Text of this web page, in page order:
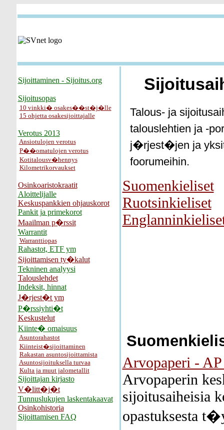
Sijoittaminen - Sijoitus.org
Sijoitusopas
10 vinkki� osakes��st�j�lle
15 ohjetta osakesijoittajalle
Verotus 2013
Ansiotulojen verotus
P��omatulojen verotus
Kotitalousv�hennys
Kilometrikorvaukset
Osinkoaristokraatit
Aloittelijalle
Keskuspankkien ohjauskorot
Pankit ja primekorot
Maailman p�rssit
Warrantit
Warranttiopas
Rahastot, ETF ym
Sijoittamisen ty�kalut
Tekninen analyysi
Talouslehdet
Indeksit, hinnat
J�rjest�t ym
P�rssiyhti�t
Keskustelut
Kiinte� omaisuus
Asuntorahastot
Kiinteist�sijoittaminen
Rakastan asuntosijoittamista
Asuntosijoituksella turvaa
Kulta ja muut jalometallit
Sijoittajan kirjasto
V�litt�j�t
Tunnuslukujen laskentakaavat
Osinkohistoria
Sijoittamisen FAQ
Talous- ja
talouslehtien ja -
j�rjest�jen ja
foorumeihin.
Suomenkieliset
Ruotsinkieliset
Arvopaperi - AP
Arvopaperin
sijoitusaiheisia
opastuksesta